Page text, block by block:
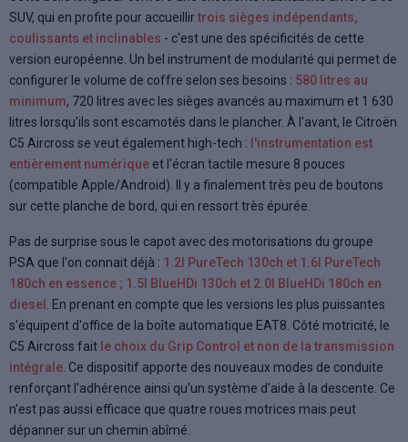
SUV, qui en profite pour accueillirtrois sièges indépendants,
coulissants et inclinables - c'est une des spécificités de cette
version européenne. Un bel instrument de modularité qui permet de
configurer le volume de coffre selon ses besoins : 580 litres au
minimum, 720 litres avec les sièges avancés au maximum et 1 630
litres lorsqu'ils sont escamotés dans le plancher. À l'avant, le Citroën
C5 Aircross se veut également high-tech : l'instrumentation est
entièrement numérique et l'écran tactile mesure 8 pouces
(compatible Apple/Android). Il y a finalement très peu de boutons
sur cette planche de bord, qui en ressort très épurée.
Pas de surprise sous le capot avec des motorisations du groupe
PSA que l'on connait déjà : 1.2l PureTech 130ch et 1.6l PureTech
180ch en essence ; 1.5l BlueHDi 130ch et 2.0l BlueHDi 180ch en
diesel . En prenant en compte que les versions les plus puissantes
s'équipent d'office de la boîte automatique EAT8. Côté motricité, le
C5 Aircross fait le choix du Grip Control et non de la transmission
intégrale. Ce dispositif apporte des nouveaux modes de conduite
renforçant l'adhérence ainsi qu'un système d'aide à la descente. Ce
n'est pas aussi efficace que quatre roues motrices mais peut
dépanner sur un chemin abîmé.